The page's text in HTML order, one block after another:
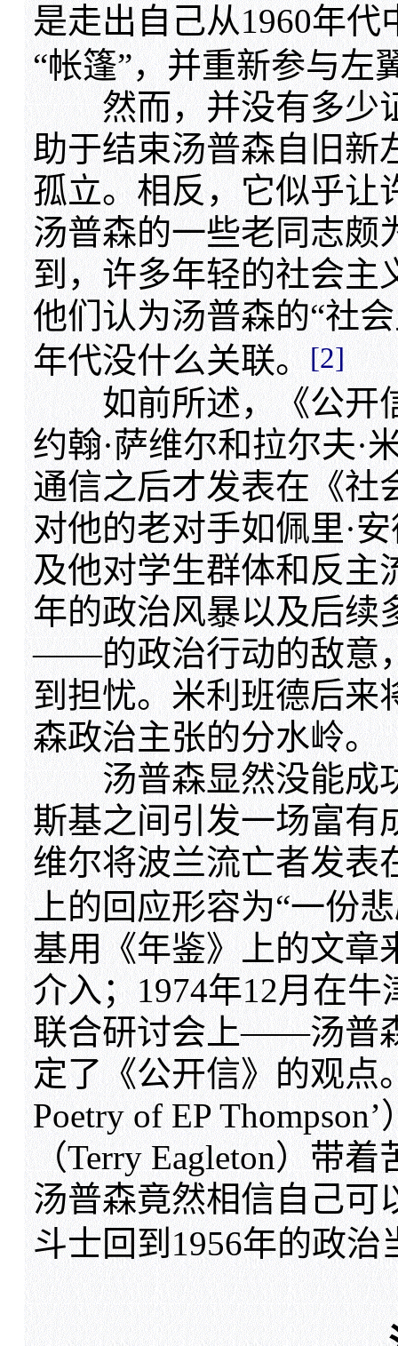
是走出自己从1960年
“帐篷”，并重新参与左
然而，并没有多少
助于结束汤普森自旧新
孤立。相反，它似乎让
汤普森的一些老同志颇
到，许多年轻的社会主
他们认为汤普森的“社
年代没什么关联。 [2]
如前所述，《公开
约翰·萨维尔和拉尔夫·
通信之后才发表在《社
对他的老对手如佩里·
及他对学生群体和反
年的政治风暴以及后续
——的政治行动的敌意
到担忧。米利班德后来
森政治主张的分水岭。
汤普森显然没能成
斯基之间引发一场富有
维尔将波兰流亡者发表
上的回应形容为“一份
基用《年鉴》上的文章
介入；1974年12月在
联合研讨会上——汤普
定了《公开信》的观点
Poetry of EP
（Terry Eagleton）带
汤普森竟然相信自己可
斗士回到1956年的政治